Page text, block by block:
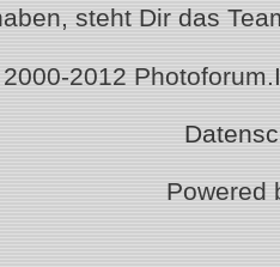
steht Dir das
2012
Powered